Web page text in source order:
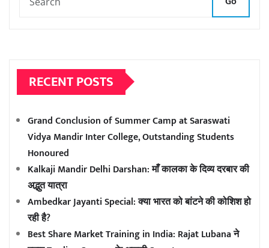
RECENT POSTS
Grand Conclusion of Summer Camp at Saraswati
Vidya Mandir Inter College, Outstanding Students
Honoured
Kalkaji Mandir Delhi Darshan: माँ कालका के दिव्य दरबार की
अद्भुत यात्रा
Ambedkar Jayanti Special: क्या भारत को बांटने की कोशिश हो
रही है?
Best Share Market Training in India: Rajat Lubana ने